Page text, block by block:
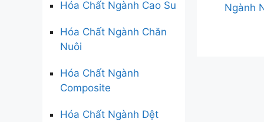
Ngành
Hóa Chất Ngành Cao Su
Hóa Chất Ngành Chăn
Nuôi
Hóa Chất Ngành
Composite
Hóa Chất Ngành Dệt